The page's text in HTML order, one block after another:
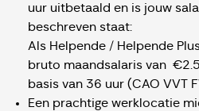
uur uitbetaald en is jouw
beschreven staat:
Als Helpende / Helpende
bruto maandsalaris van
basis van 36 uur (CAO VVT
Een prachtige werklocatie